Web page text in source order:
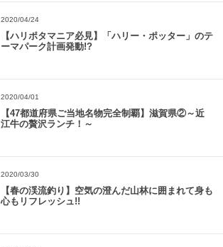
2020/04/24
【ハリポタマニア必見】「ハリー・ポッター」のテ
ーマパーク計画発動!?
2020/04/01
【47都道府県ご当地名物完全制覇】滋賀県②～近
江牛の贅沢ランチ！～
2020/03/30
【春の渓流釣り】空気の澄んだ山林に囲まれて身も
心もリフレッシュ!!